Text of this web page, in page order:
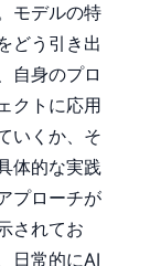
モデルの特
どう引き出
自身のプロ
クトに応用
いくか、そ
体的な実践
プローチが
されてお
日常的にAI